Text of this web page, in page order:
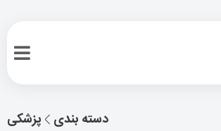
پزشکی دسته بندی